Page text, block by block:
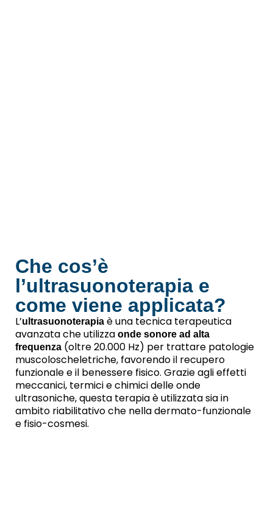
Che cos’è
l’ultrasuonoterapia e
come viene applicata?
L’ultrasuonoterapia è una tecnica terapeutica
avanzata che utilizza onde sonore ad alta
frequenza (oltre 20.000 Hz) per trattare patologie
muscoloscheletriche, favorendo il recupero
funzionale e il benessere fisico. Grazie agli effetti
meccanici, termici e chimici delle onde
ultrasoniche, questa terapia è utilizzata sia in
ambito riabilitativo che nella dermato-funzionale
e fisio-cosmesi.